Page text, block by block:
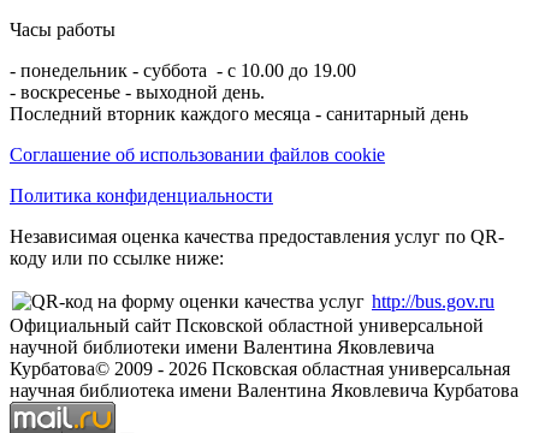
Часы работы
- понедельник - суббота - с 10.00 до 19.00
- воскресенье - выходной день.
Последний вторник каждого месяца - санитарный день
Соглашение об использовании файлов cookie
Политика конфиденциальности
Независимая оценка качества предоставления услуг по QR-
коду или по ссылке ниже:
http://bus.gov.ru
Официальный сайт Псковской областной универсальной
научной библиотеки имени Валентина Яковлевича
Курбатова© 2009 - 2026 Псковская областная универсальная
научная библиотека имени Валентина Яковлевича Курбатова